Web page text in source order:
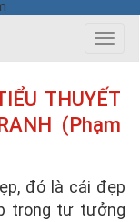
Menu
THUYẾT
(Phạm
đó là cái đẹp
trong tư tưởng